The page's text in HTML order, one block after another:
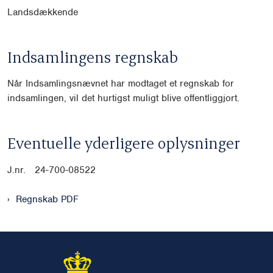
Landsdækkende
Indsamlingens regnskab
Når Indsamlingsnævnet har modtaget et regnskab for
indsamlingen, vil det hurtigst muligt blive offentliggjort.
Eventuelle yderligere oplysninger
J.nr. 24-700-08522
Regnskab PDF